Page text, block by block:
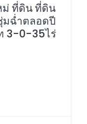
ม่ ที่ดิน ที่ดิน
มฉ่ำตลอดปี
3-0-35ไร่